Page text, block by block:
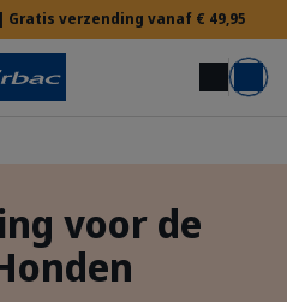
verzending vanaf € 49,95
Mijn account Mand
Hulp nodig?
voor de